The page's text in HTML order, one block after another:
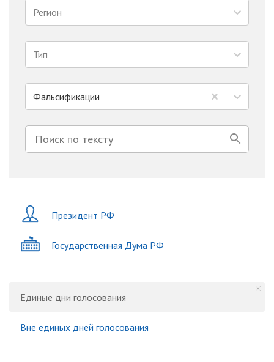
Регион
Тип
Фальсификации
Президент РФ
Государственная Дума РФ
Единые дни голосования
Вне единых дней голосования